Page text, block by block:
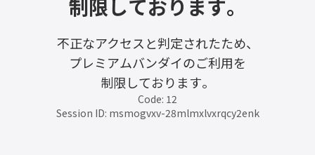
制限しております。
不正なアクセスと判定されたため、
プレミアムバンダイのご利用を
制限しております。
Code: 12
Session ID: msmogvxv-28mlmxlvxrqcy2enk